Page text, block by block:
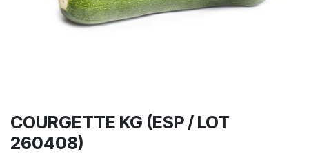
COURGETTE KG (ESP / LOT
260408)